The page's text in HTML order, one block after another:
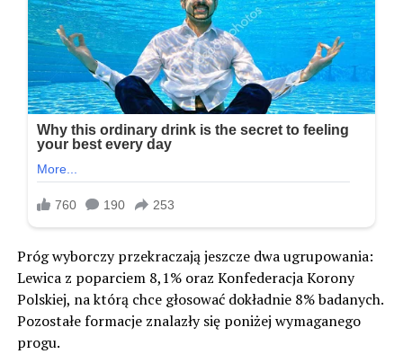
Próg wyborczy przekraczają jeszcze dwa ugrupowania:
Lewica z poparciem 8,1% oraz Konfederacja Korony
Polskiej, na którą chce głosować dokładnie 8% badanych.
Pozostałe formacje znalazły się poniżej wymaganego
progu.